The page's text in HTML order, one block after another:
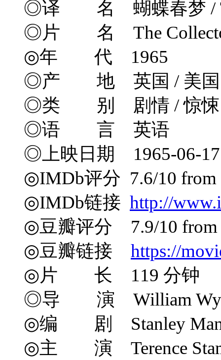
◎译 名 蝴蝶春梦 /
◎片 名 The
◎年 代 1965
◎产 地 英国 / 美国
◎类 别 剧情 / 惊悚
◎语 言 英语
◎上映日期 1965-06-17
◎IMDb评分 7.6/10 from
◎IMDb链接 http://
◎豆瓣评分 7.9/10 from
◎豆瓣链接 https://
◎片 长 119 分钟
◎导 演 William
◎编 剧 Stanley Mann
◎主 演 Terence